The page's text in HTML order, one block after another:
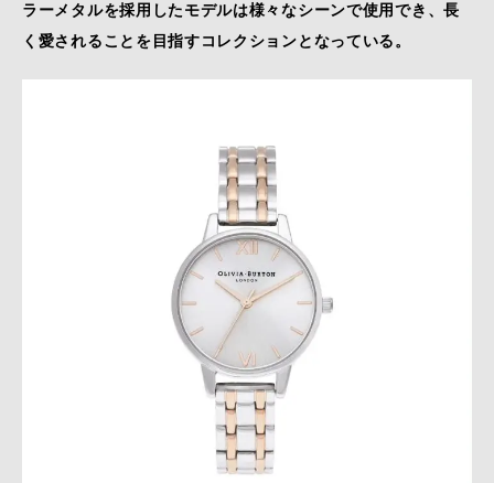
ラーメタルを採用したモデルは様々なシーンで使用でき、長
く愛されることを目指すコレクションとなっている。